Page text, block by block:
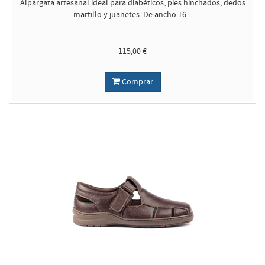
Alpargata artesanal ideal para diabéticos, pies hinchados, dedos
martillo y juanetes. De ancho 16...
115,00 €
Comprar